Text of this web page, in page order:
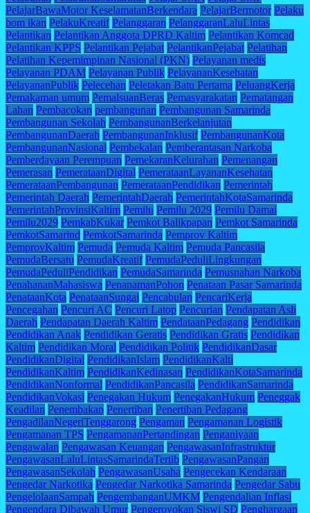
PelajarBawaMotor KeselamatanBerkendara PelajarBermotor Pelaku
bom ikan PelakuKreatif Pelanggaran PelanggaranLaluLintas
Pelantikan Pelantikan Anggota DPRD Kaltim Pelantikan Komcad
Pelantikan KPPS Pelantikan Pejabat PelantikanPejabat Pelatihan
Pelatihan Kepemimpinan Nasional (PKN) Pelayanan medis
Pelayanan PDAM Pelayanan Publik PelayananKesehatan
PelayananPublik Pelecehan Peletakan Batu Pertama PeluangKerja
Pemakaman umum PemalsuanBeras Pemasyarakatan Pematangan
Lahan Pembacokan pembangunan Pembangunan Samarinda
Pembangunan Sekolah PembangunanBerkelanjutan
PembangunanDaerah PembangunanInklusif PembangunanKota
PembangunanNasional Pembekalan Pemberantasan Narkoba
Pemberdayaan Perempuan PemekaranKelurahan Pemenangan
Pemerasan PemerataanDigital PemerataanLayananKesehatan
PemerataanPembangunan PemerataanPendidikan Pemerintah
Pemerintah Daerah PemerintahDaerah PemerintahKotaSamarinda
PemerintahProvinsiKaltim Pemilu Pemilu 2029 Pemilu Damai
Pemilu2029 PemkabKukar Pemkot Balikpapan Pemkot Samarinda
PemkotSamarind PemkotSamarinda Pemprov Kaltim
PemprovKaltim Pemuda Pemuda Kaltim Pemuda Pancasila
PemudaBersatu PemudaKreatif PemudaPeduliLingkungan
PemudaPeduliPendidikan PemudaSamarinda Pemusnahan Narkoba
PenahananMahasiswa PenanamanPohon Penataan Pasar Samarinda
PenataanKota PenataanSungai Pencabulan PencariKerja
Pencegahan Pencuri AC Pencuri Latop Pencurian Pendapatan Asli
Daerah Pendapatan Daerah Kaltim PendataanPedagang Pendidikan
Pendidikan Anak Pendidikan Geratis Pendidikan Gratis Pendidikan
Kaltim Pendidikan Moral Pendidikan Politik PendidikanDasar
PendidikanDigital PendidikanIslam PendidikanKalti
PendidikanKaltim PendidikanKedinasan PendidikanKotaSamarinda
PendidikanNonformal PendidikanPancasila PendidikanSamarinda
PendidikanVokasi Penegakan Hukum PenegakanHukum Peneggak
Keadilan Penembakan Penertiban Penertiban Pedagang
PengadilanNegeriTenggarong Pengaman Pengamanan Logistik
Pengamanan TPS PengamananPertandingan Penganiyaan
Pengawalan Pengawasan Keuangan PengawasanInfrastruktur
PengawasanLaluLintasSamarindaTertib PengawasanPangan
PengawasanSekolah PengawasanUsaha Pengecekan Kendaraan
Pengedar Narkotika Pengedar Narkotika Samarinda Pengedar Sabu
PengelolaanSampah PengembanganUMKM Pengendalian Inflasi
Pengendara Dibawah Umur Pengeroyokan Siswi SD Penghargaan